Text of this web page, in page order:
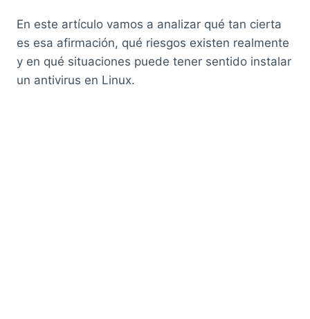
En este artículo vamos a analizar qué tan cierta
es esa afirmación, qué riesgos existen realmente
y en qué situaciones puede tener sentido instalar
un antivirus en Linux.